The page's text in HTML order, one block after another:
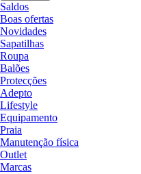
Saldos
Boas ofertas
Novidades
Sapatilhas
Roupa
Balões
Protecções
Adepto
Lifestyle
Equipamento
Praia
Manutenção física
Outlet
Marcas